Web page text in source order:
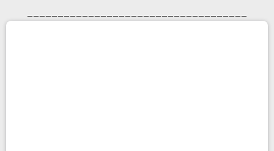
____________________________________